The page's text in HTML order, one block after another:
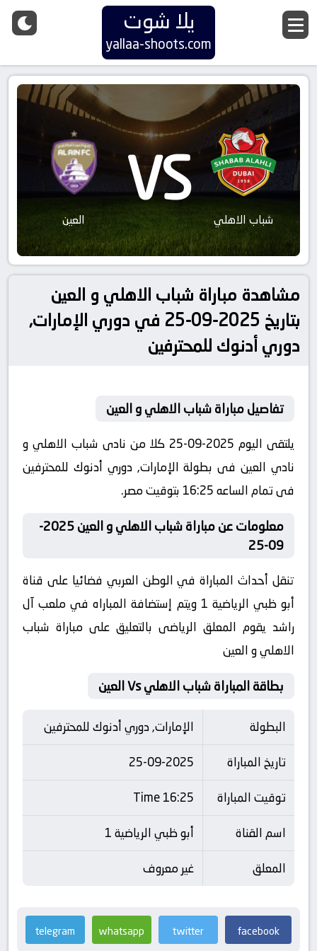
يلا شوت
yallaa-shoots.com
شباب الاهلي VS العين
مشاهدة مباراة شباب الاهلي و العين
بتاريخ 2025-09-25 في دوري الإمارات,
دوري أدنوك للمحترفين
تفاصيل مباراة شباب الاهلي و العين
يلتقى اليوم 2025-09-25 كلا من نادى شباب الاهلي و
نادي العين فى بطولة الإمارات, دوري أدنوك للمحترفين
فى تمام الساعه 16:25 بتوقيت مصر.
معلومات عن مباراة شباب الاهلي و العين 2025-
09-25
تنقل أحداث المباراة في الوطن العربي فضائيا على قناة
أبو ظبي الرياضية 1 ويتم إستضافة المباراه في ملعب آل
راشد يقوم المعلق الرياضى بالتعليق على مباراة شباب
الاهلي و العين
بطاقة المباراة شباب الاهلي Vs العين
البطولة
الإمارات, دوري أدنوك للمحترفين
تاريخ المباراة
25-09-2025
توقيت المباراة
16:25 Time
اسم القناة
أبو ظبي الرياضية 1
المعلق
غير معروف
facebook
twitter
whatsapp
telegram